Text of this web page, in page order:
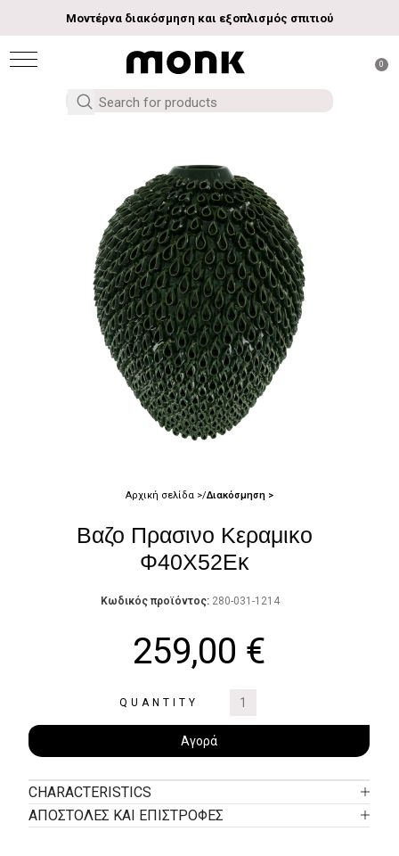
Μοντέρνα διακόσμηση και εξοπλισμός σπιτιού
0
Αρχική σελίδα Διακόσμηση
Βαζο Πρασινο Κεραμικο
Φ40Χ52Εκ
Κωδικός προϊόντος: 280-031-1214
259,00 €
QUANTITY
Αγορά
CHARACTERISTICS
ΑΠΟΣΤΟΛΕΣ ΚΑΙ ΕΠΙΣΤΡΟΦΕΣ